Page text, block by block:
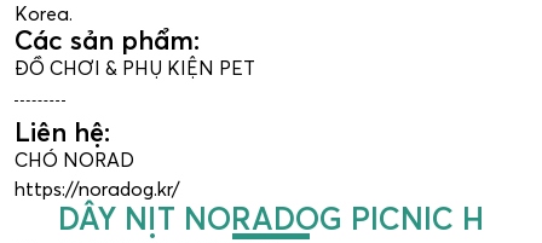
Korea.
Các sản phẩm:
ĐỒ CHƠI & PHỤ KIỆN PET
Liên hệ:
CHÓ NORAD
https://noradog.kr/
DÂY NỊT NORADOG PICNIC H